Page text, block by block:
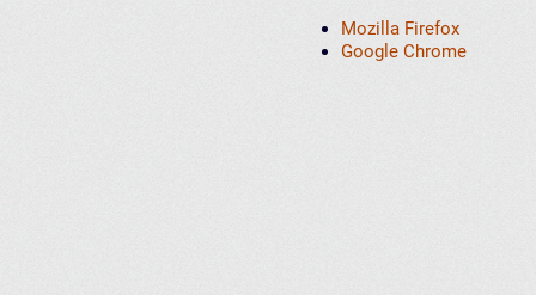
Mozilla Firefox
Google Chrome